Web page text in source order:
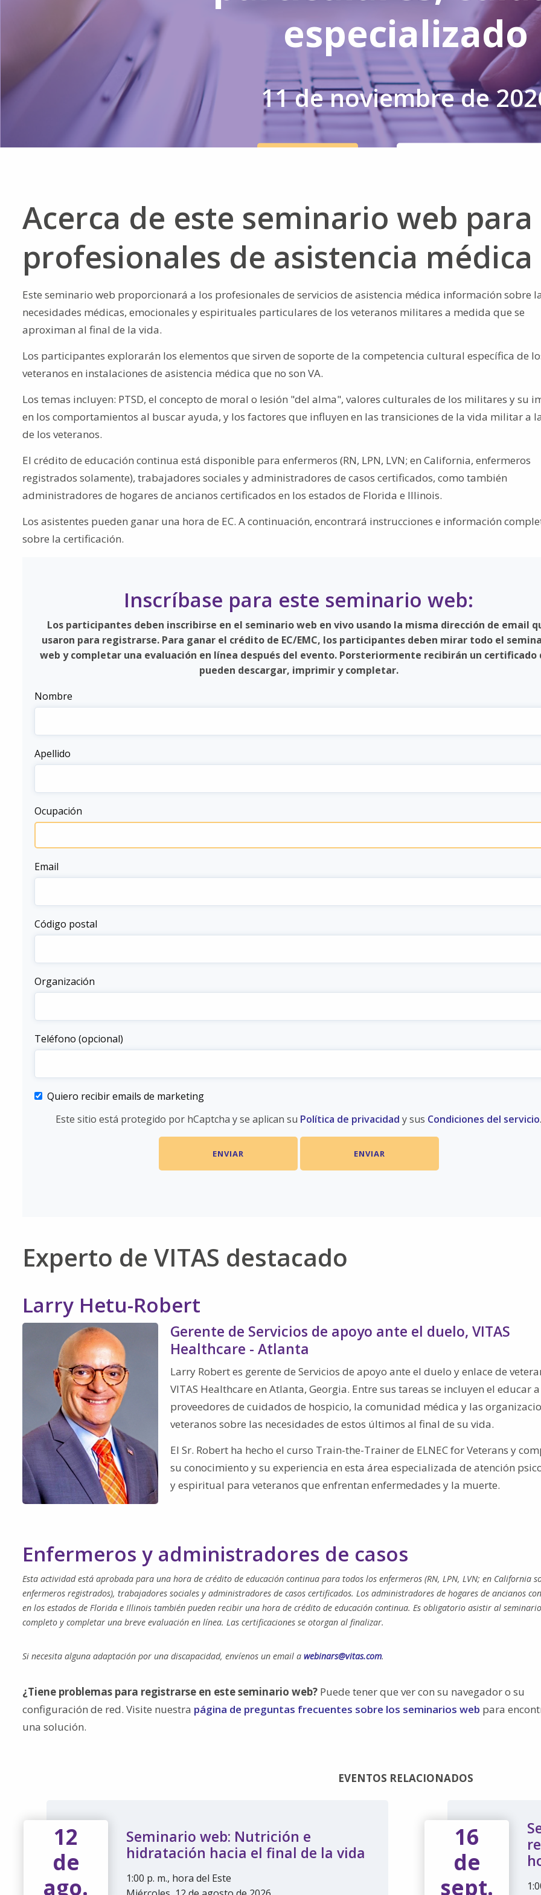
especializado
11 de noviembre de
Acerca de este seminario web para
profesionales de asistencia médica
Este seminario web proporcionará a los profesionales de servicios de asistencia médica información sobre
necesidades médicas, emocionales y espirituales particulares de los veteranos militares a medida que se
aproximan al final de la vida.
Los participantes explorarán los elementos que sirven de soporte de la competencia cultural específica de
veteranos en instalaciones de asistencia médica que no son VA.
Los temas incluyen: PTSD, el concepto de moral o lesión "del alma", valores culturales de los militares y su
en los comportamientos al buscar ayuda, y los factores que influyen en las transiciones de la vida militar a
de los veteranos.
El crédito de educación continua está disponible para enfermeros (RN, LPN, LVN; en California, enfermeros
registrados solamente), trabajadores sociales y administradores de casos certificados, como también
administradores de hogares de ancianos certificados en los estados de Florida e Illinois.
Los asistentes pueden ganar una hora de EC. A continuación, encontrará instrucciones e información
sobre la certificación.
Inscríbase para este seminario web:
Los participantes deben inscribirse en el seminario web en vivo usando la misma dirección de email
usaron para registrarse. Para ganar el crédito de EC/EMC, los participantes deben mirar todo el
web y completar una evaluación en línea después del evento. Porsteriormente recibirán un certificado
pueden descargar, imprimir y completar.
Nombre
Apellido
Ocupación
Email
Código postal
Organización
Teléfono (opcional)
Quiero recibir emails de marketing
Este sitio está protegido por hCaptcha y se aplican su Política de privacidad y sus Condiciones del servicio.
Experto de VITAS destacado
Larry Hetu-Robert
Gerente de Servicios de apoyo ante el duelo, VITAS
Healthcare - Atlanta
Larry Robert es gerente de Servicios de apoyo ante el duelo y enlace de
VITAS Healthcare en Atlanta, Georgia. Entre sus tareas se incluyen el educar
proveedores de cuidados de hospicio, la comunidad médica y las
veteranos sobre las necesidades de estos últimos al final de su vida.
El Sr. Robert ha hecho el curso Train-the-Trainer de ELNEC for Veterans y
su conocimiento y su experiencia en esta área especializada de atención
y espiritual para veteranos que enfrentan enfermedades y la muerte.
Enfermeros y administradores de casos
Esta actividad está aprobada para una hora de crédito de educación continua para todos los enfermeros (RN, LPN, LVN; en California
enfermeros registrados), trabajadores sociales y administradores de casos certificados. Los administradores de hogares de ancianos
en los estados de Florida e Illinois también pueden recibir una hora de crédito de educación continua. Es obligatorio asistir al
completo y completar una breve evaluación en línea. Las certificaciones se otorgan al finalizar.
Si necesita alguna adaptación por una discapacidad, envíenos un email a webinars@vitas.com.
¿Tiene problemas para registrarse en este seminario web? Puede tener que ver con su navegador o su
configuración de red. Visite nuestra página de preguntas frecuentes sobre los seminarios web para
una solución.
EVENTOS RELACIONADOS
12
de
ago.
Seminario web: Nutrición e
hidratación hacia el final de la vida
1:00 p. m., hora del Este
16
de
sept.